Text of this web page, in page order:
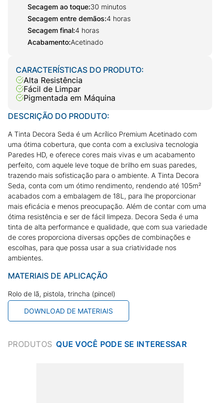
Secagem ao toque:30 minutos
Secagem entre demãos:4 horas
Secagem final:4 horas
Acabamento:Acetinado
CARACTERÍSTICAS DO PRODUTO:
Alta Resistência
Fácil de Limpar
Pigmentada em Máquina
DESCRIÇÃO DO PRODUTO:
A Tinta Decora Seda é um Acrílico Premium Acetinado com
uma ótima cobertura, que conta com a exclusiva tecnologia
Paredes HD, e oferece cores mais vivas e um acabamento
perfeito, com aquele leve toque de brilho em suas paredes,
trazendo mais sofisticação para o ambiente. A Tinta Decora
Seda, conta com um ótimo rendimento, rendendo até 105m²
acabados com a embalagem de 18L, para lhe proporcionar
mais eficácia e menos preocupação. Além de contar com uma
ótima resistência e ser de fácil limpeza. Decora Seda é uma
tinta de alta performance e qualidade, que com sua variedade
de cores proporciona diversas opções de combinações e
escolhas, para que possa usar a sua criatividade nos
ambientes.
MATERIAIS DE APLICAÇÃO
Rolo de lã, pistola, trincha (pincel)
DOWNLOAD DE MATERIAIS
PRODUTOS